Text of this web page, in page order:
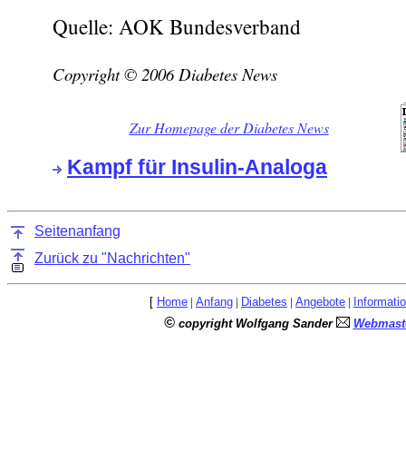
Quelle: AOK Bundesverband
Copyright © 2006 Diabetes News
Zur Homepage der Diabetes News
Kampf für Insulin-Analoga
Seitenanfang
Zurück zu "Nachrichten"
[ Home | Anfang | Diabetes | Angebote |
©copyright Wolfgang Sander